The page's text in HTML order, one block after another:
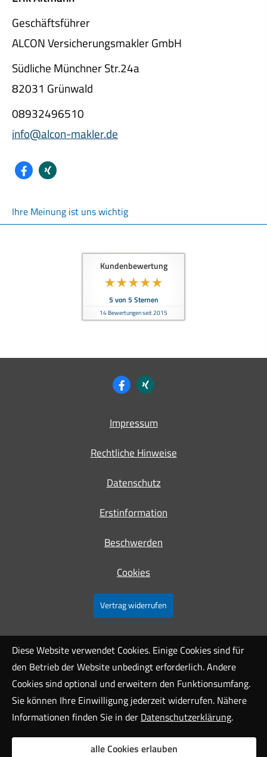
Geschäftsführer
ALCON Ver­sicherungs­makler GmbH
Südliche Münchner Str.24a
82031 Grünwald
08932496510
info@alcon-makler.de
Ihre Meinung ist uns wichtig
Kundenbewertung
5 von 5 Sternen
14Bewertungen seit 2015
Impressum
Rechtliche Hinweise
Datenschutz
Erstinformation
Beschwerden
Cookies
Vertrag widerrufen
Diese Website verwendet Cookies. Einige Cookies sind für
den Betrieb der Website unbedingt erforderlich. Andere
Cookies sind optional und erweitern den Funktionsumfang.
Sie können Ihre Einwilligung jederzeit widerrufen. Nähere
Informationen finden Sie in der Datenschutzerklärung.
alle Cookies erlauben